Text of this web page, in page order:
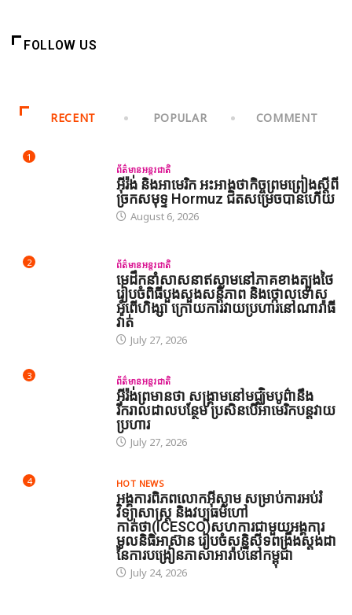
FOLLOW US
RECENT POPULAR COMMENT
1
ព័ត៌មានអន្តរជាតិ
អ៊ីរ៉ង់ និងអាមេរិក អះអាងថាកិច្ចព្រមព្រៀងស្តីពី
ច្រកសមុទ្ទ Hormuz ជិតសម្រេចបានហើយ
August 6, 2026
2 ព័ត៌មានអន្តរជាតិ
មេដឹកនាំសាសនាឥស្លាមនៅភាគខាងត្បូងថៃ
រៀបចំពិធីបួងសួងសន្តិភាព និងថ្កោលទោស
អំពើហិង្សា ក្រោយការវាយប្រហារនៅណារ៉ាធី
វ៉ាត់
July 27, 2026
3 ព័ត៌មានអន្តរជាតិ
អ៊ីរ៉ង់ព្រមានថា សង្គ្រាមនៅមជ្ឈិមបូព៌ានឹង
រីករាលដាលបន្ថែម ប្រសិនបើអាមេរិកបន្តវាយ
ប្រហារ
July 27, 2026
4 HOT NEWS
អង្គការពិភពលោកអ៊ីស្លាម សម្រាប់ការអប់រំ
វិទ្យាសាស្ត្រ និងវប្បធម៌ហៅ
កាត់ថា(ICESCO)សហការជាមួយអង្គការ
មូលនិធិអាស៊ាន រៀបចំសន្និសីទពង្រឹងស្តង់ដា
នៃការបង្រៀនភាសាអារ៉ាប់នៅកម្ពុជា
July 24, 2026